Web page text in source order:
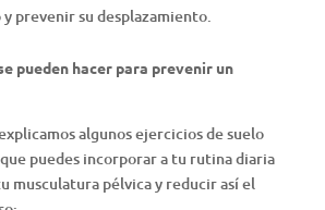
prevenir su desplazamiento.
pueden hacer para prevenir un
algunos ejercicios de suelo
puedes incorporar a tu rutina diaria
musculatura pélvica y reducir así el